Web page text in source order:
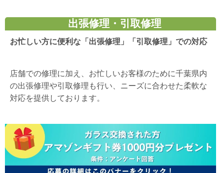
出張修理・引取修理
お忙しい方に便利な「出張修理」「引取修理」での対応
店舗での修理に加え、お忙しいお客様のために千葉県内
の出張修理や引取修理も行い、ニーズに合わせた柔軟な
対応を提供しております。